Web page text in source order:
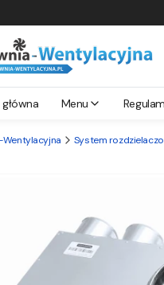
Menu
System